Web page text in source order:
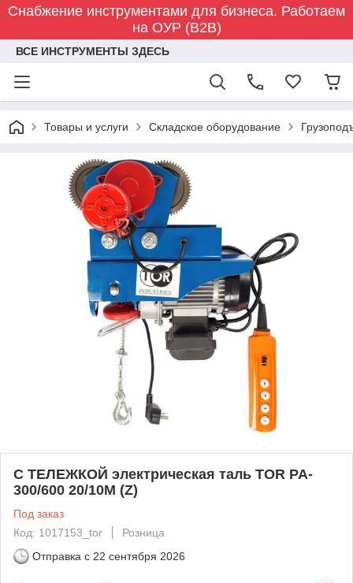
Снабжение инструментами для бизнеса. Работаем
на ОУР (B2B)
ВСЕ ИНСТРУМЕНТЫ ЗДЕСЬ
Товары и услуги Складское оборудование
С ТЕЛЕЖКОЙ электрическая таль TOR PA-
300/600 20/10M (Z)
Под заказ
Код: 1017153_tor
Розница
Отправка с 22 сентября 2026